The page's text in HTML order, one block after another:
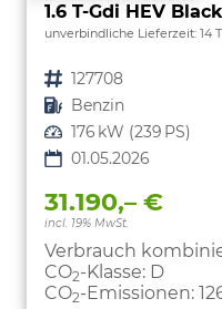
1.6 T-Gdi HEV
unverbindliche Lieferzeit: 14
Fahrzeugnr. 127708
Kraftstoff Benzin
Leistung 176 kW (239 PS)
01.05.2026
31.190,– €
incl. 19% MwSt.
Verbrauch
CO2-Klasse: D
CO2-Emissionen: